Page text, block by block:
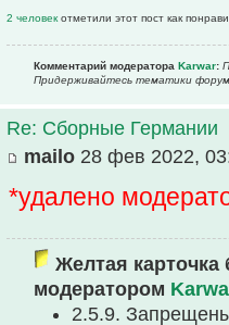
2 человек отметили этот пост как
Комментарий модератора Karwar:
Придерживайтесь тематики
Re: Сборные Германии
mailo 28 фев 2022,
*удалено
Желтая карточка
модератором
2.5.9.